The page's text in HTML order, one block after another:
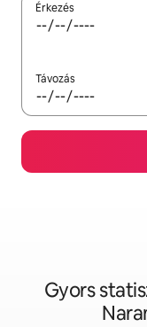
Érkezés
Távozás
Gyors